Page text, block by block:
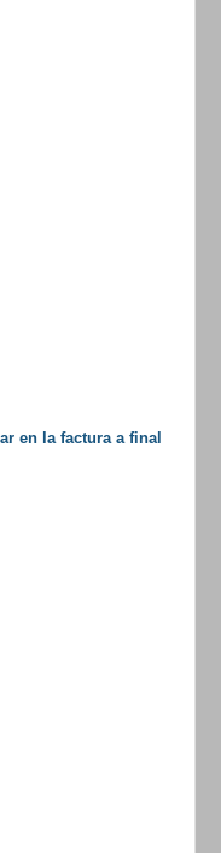
en la factura a final